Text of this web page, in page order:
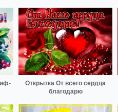
Открытка От всего сердца
благодарю